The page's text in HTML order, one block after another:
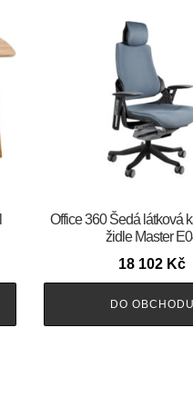
Office 360 Šedá látková
židle Master
18 102 Kč
DO OBCHODU